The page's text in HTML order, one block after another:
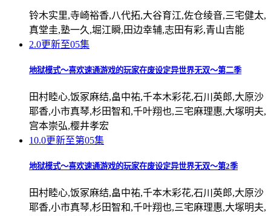
铃木实里,寺崎裕香,八代拓,大谷育江,佐仓绫音,三宅健太,
真堂圭,塾一久,堀江瞬,田边幸辅,志田有彩,青山吉能
2.0更新至05集
地狱模式～喜欢速通游戏的玩家在废设定异世界无双～第二季
田村睦心,饭冢麻结,畠中祐,千本木彩花,石川英郎,大原沙
耶香,小市真琴,杉田智和,千叶翔也,三宅麻理惠,大塚明夫,
宫本崇弘,樱井孝宏
10.0更新至第05集
地狱模式～喜欢速通游戏的玩家在废设定异世界无双～第2季
田村睦心,饭冢麻结,畠中祐,千本木彩花,石川英郎,大原沙
耶香,小市真琴,杉田智和,千叶翔也,三宅麻理惠,大塚明夫,